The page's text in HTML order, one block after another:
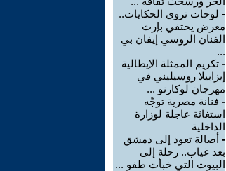
- لوحات تروي الحكايات..
معرض يحتفي بإرث
الفنان الروسي إيفان بي
...
- تكريم الممثلة الإيطالية
إيزابيلا روسيليني في
مهرجان لوكارنو ...
- فنانة مصرية توجّه
استغاثة عاجلة لوزارة
الداخلية
- أصالة تعود إلى دمشق
بعد غياب.. رحلة إلى
البيوت التي خبأت طفو ...